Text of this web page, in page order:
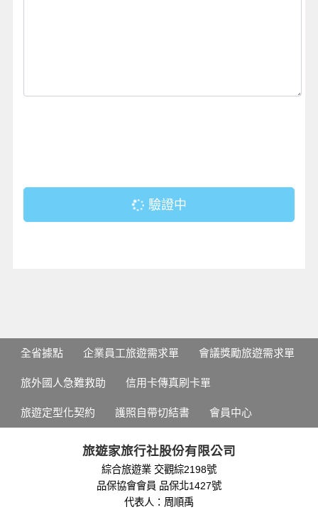
驗證中
全省據點 企業員工旅遊需求單 會議獎勵旅遊需求單
旅外國人急難救助 信用卡傳真刷卡單
旅遊定型化契約 護照自帶切結書 會員中心
旅遊家旅行社股份有限公司
綜合旅遊業 交觀綜2198號
品保協會會員 品保北1427號
代表人：周順禹